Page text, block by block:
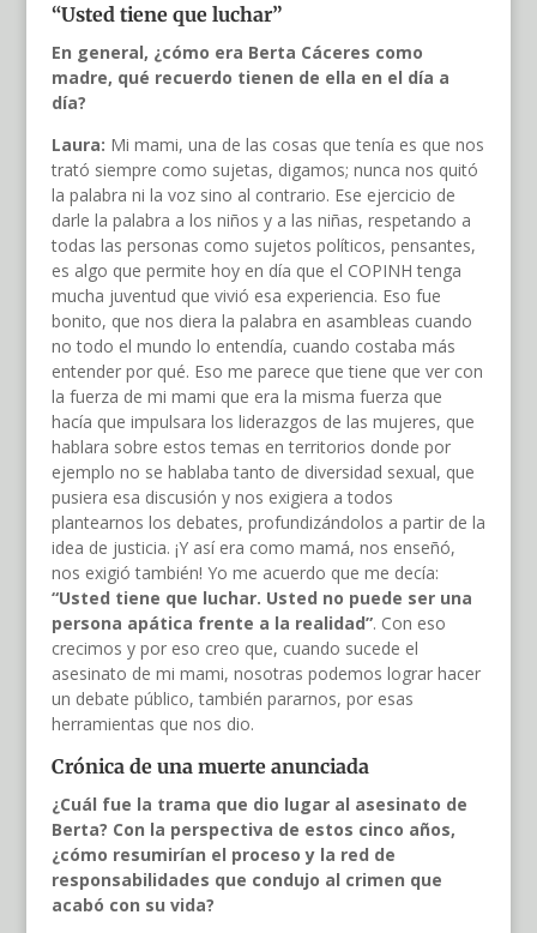
“Usted tiene que luchar”
En general, ¿cómo era Berta Cáceres como
madre, qué recuerdo tienen de ella en el día a
día?
Laura: Mi mami, una de las cosas que tenía es que nos
trató siempre como sujetas, digamos; nunca nos quitó
la palabra ni la voz sino al contrario. Ese ejercicio de
darle la palabra a los niños y a las niñas, respetando a
todas las personas como sujetos políticos, pensantes,
es algo que permite hoy en día que el COPINH tenga
mucha juventud que vivió esa experiencia. Eso fue
bonito, que nos diera la palabra en asambleas cuando
no todo el mundo lo entendía, cuando costaba más
entender por qué. Eso me parece que tiene que ver con
la fuerza de mi mami que era la misma fuerza que
hacía que impulsara los liderazgos de las mujeres, que
hablara sobre estos temas en territorios donde por
ejemplo no se hablaba tanto de diversidad sexual, que
pusiera esa discusión y nos exigiera a todos
plantearnos los debates, profundizándolos a partir de la
idea de justicia. ¡Y así era como mamá, nos enseñó,
nos exigió también! Yo me acuerdo que me decía:
“Usted tiene que luchar. Usted no puede ser una
persona apática frente a la realidad”. Con eso
crecimos y por eso creo que, cuando sucede el
asesinato de mi mami, nosotras podemos lograr hacer
un debate público, también pararnos, por esas
herramientas que nos dio.
Crónica de una muerte anunciada
¿Cuál fue la trama que dio lugar al asesinato de
Berta? Con la perspectiva de estos cinco años,
¿cómo resumirían el proceso y la red de
responsabilidades que condujo al crimen que
acabó con su vida?